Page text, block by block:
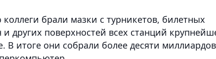
брали мазки с турникетов, билетных
других поверхностей всех станций
В итоге они собрали более десяти миллиардов